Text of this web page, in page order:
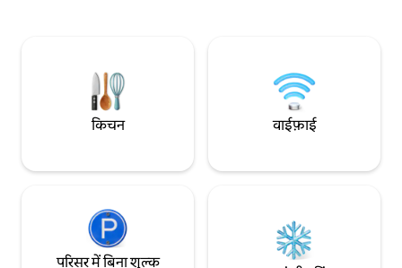
किचन वाईफ़ाई
परिसर में बिना शुल्क